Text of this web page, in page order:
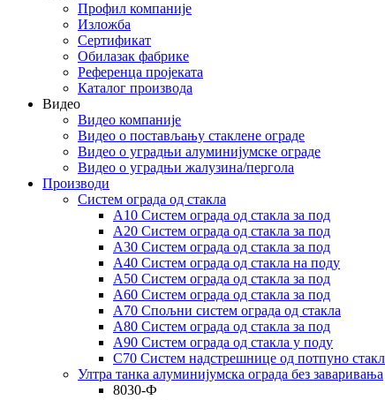
Профил компаније
Изложба
Сертификат
Обилазак фабрике
Референца пројеката
Каталог производа
Видео
Видео компаније
Видео о постављању стаклене ограде
Видео о уградњи алуминијумске ограде
Видео о уградњи жалузина/пергола
Производи
Систем ограда од стакла
А10 Систем ограда од стакла за под
А20 Систем ограда од стакла за под
А30 Систем ограда од стакла за под
А40 Систем ограда од стакла на поду
А50 Систем ограда од стакла за под
А60 Систем ограда од стакла за под
А70 Спољни систем ограда од стакла
А80 Систем ограда од стакла за под
А90 Систем ограда од стакла у поду
C70 Систем надстрешнице од потпуно
Ултра танка алуминијумска ограда без заваривања
8030-Ф